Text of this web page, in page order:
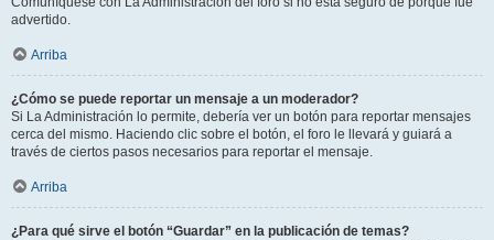
advertido.
Arriba
¿Cómo se puede reportar un mensaje a un moderador?
Si La Administración lo permite, debería ver un botón para reportar mensajes
cerca del mismo. Haciendo clic sobre el botón, el foro le llevará y guiará a
través de ciertos pasos necesarios para reportar el mensaje.
Arriba
¿Para qué sirve el botón “Guardar” en la publicación de temas?